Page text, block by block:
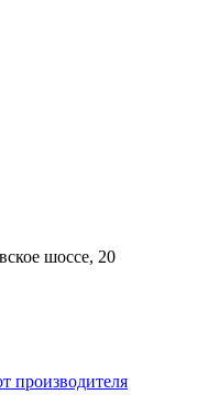
шоссе, 20